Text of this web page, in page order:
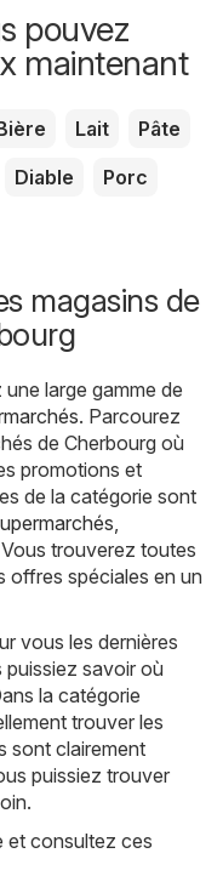
pouvez
maintenant
Lait
Pâte
Diable
Porc
magasins de
large gamme de
. Parcourez
de Cherbourg où
promotions et
de la catégorie sont
,
trouverez toutes
offres spéciales en un
vous les dernières
savoir où
la catégorie
trouver les
sont clairement
puissiez trouver
et consultez ces